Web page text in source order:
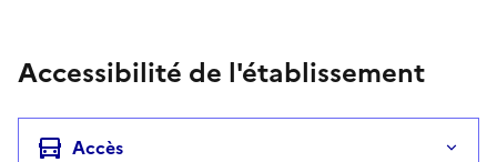
Accessibilité de l'établissement
Accès